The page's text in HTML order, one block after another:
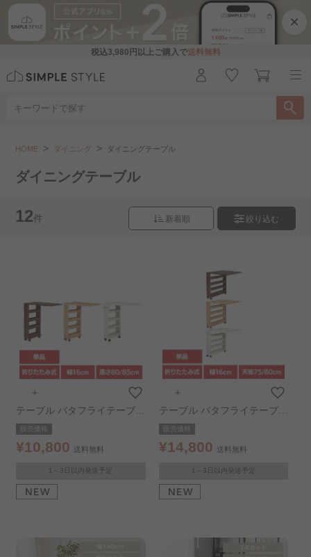
×
税込3,980円 以上ご購入で送料無料
HOME ダイニング ダイニングテーブル
ダイニングチェア
組立設置サービス（ダイニングテーブル・チェア..
ダイニングテーブル
12件 新着順 絞り込む
＋
テーブル バタフライテーブル
RT-1803NA ナチュラル（高
さ80cm）
販売価格
¥10,800 送料無料
1～3日以内発送予定
＋
テーブル バタフライテーブル
RT-1805NA ナチュラル（天
板75cm）
販売価格
¥14,800 送料無料
1～3日以内発送予定